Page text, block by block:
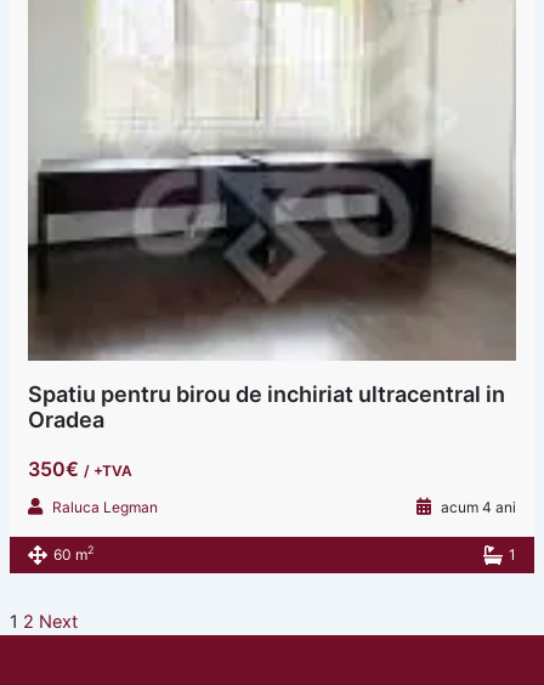
Spatiu pentru birou de inchiriat ultracentral in
Oradea
350€ / +TVA
Raluca Legman
acum 4 ani
60 m2 1
1 2 Next